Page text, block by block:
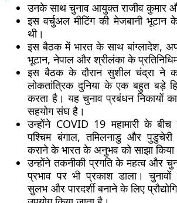
उनके साथ चुनाव आयुक्त राजीव कुमार
इस वर्चुअल मीटिंग की मेजबानी
थी।
इस बैठक में भारत के साथ बांग्लादेश,
भूटान, नेपाल और श्रीलंका के
इस बैठक के दौरान सुशील चंद्रा ने
लोकतांत्रिक दुनिया के एक बहुत बड़े
करता है। यह चुनाव प्रबंधन निकायों
सहयोग संघ है।
उन्होंने COVID 19 महामारी के
पश्चिम बंगाल, तमिलनाडु और पुडुचेरी
कराने के भारत के अनुभव को साझा
उन्होंने तकनीकी प्रगति के महत्व और
प्रभाव पर भी प्रकाश डाला।
सुलभ और पारदर्शी बनाने के लिए